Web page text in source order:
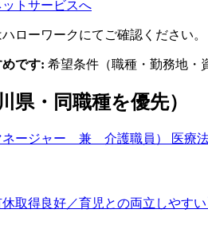
トサービスへ
ローワークにてご確認ください。
です: 希望条件（職種・勤務地・
県・同職種を優先）
ネージャー 兼 介護職員） 医療
休取得良好／育児との両立しや